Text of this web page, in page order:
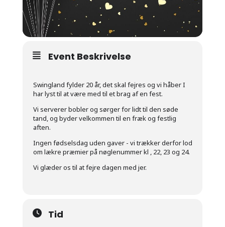
Event Beskrivelse
Swingland fylder 20 år, det skal fejres og vi håber I
har lyst til at være med til et brag af en fest.
Vi serverer bobler og sørger for lidt til den søde
tand, og byder velkommen til en fræk og festlig
aften.
Ingen fødselsdag uden gaver - vi trækker derfor lod
om lækre præmier på nøglenummer kl , 22, 23 og 24.
Vi glæder os til at fejre dagen med jer.
Tid